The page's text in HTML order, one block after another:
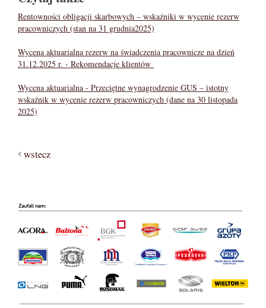
Rentowności obligacji skarbowych – wskaźniki w wycenie rezerw
pracowniczych (stan na 31 grudnia2025)
Wycena aktuarialna rezerw na świadczenia pracownicze na dzień
31.12.2025 r. - Rekomendacje klientów
Wycena aktuarialna - Przeciętne wynagrodzenie GUS – istotny
wskaźnik w wycenie rezerw pracowniczych (dane na 30 listopada
2025)
wstecz